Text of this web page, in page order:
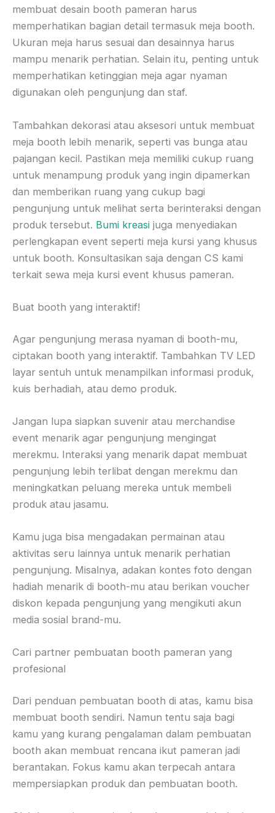
membuat desain booth pameran harus
memperhatikan bagian detail termasuk meja booth.
Ukuran meja harus sesuai dan desainnya harus
mampu menarik perhatian. Selain itu, penting untuk
memperhatikan ketinggian meja agar nyaman
digunakan oleh pengunjung dan staf.
Tambahkan dekorasi atau aksesori untuk membuat
meja booth lebih menarik, seperti vas bunga atau
pajangan kecil. Pastikan meja memiliki cukup ruang
untuk menampung produk yang ingin dipamerkan
dan memberikan ruang yang cukup bagi
pengunjung untuk melihat serta berinteraksi dengan
produk tersebut. Bumi kreasi juga menyediakan
perlengkapan event seperti meja kursi yang khusus
untuk booth. Konsultasikan saja dengan CS kami
terkait sewa meja kursi event khusus pameran.
Buat booth yang interaktif!
Agar pengunjung merasa nyaman di booth-mu,
ciptakan booth yang interaktif. Tambahkan TV LED
layar sentuh untuk menampilkan informasi produk,
kuis berhadiah, atau demo produk.
Jangan lupa siapkan suvenir atau merchandise
event menarik agar pengunjung mengingat
merekmu. Interaksi yang menarik dapat membuat
pengunjung lebih terlibat dengan merekmu dan
meningkatkan peluang mereka untuk membeli
produk atau jasamu.
Kamu juga bisa mengadakan permainan atau
aktivitas seru lainnya untuk menarik perhatian
pengunjung. Misalnya, adakan kontes foto dengan
hadiah menarik di booth-mu atau berikan voucher
diskon kepada pengunjung yang mengikuti akun
media sosial brand-mu.
Cari partner pembuatan booth pameran yang
profesional
Dari penduan pembuatan booth di atas, kamu bisa
membuat booth sendiri. Namun tentu saja bagi
kamu yang kurang pengalaman dalam pembuatan
booth akan membuat rencana ikut pameran jadi
berantakan. Fokus kamu akan terpecah antara
mempersiapkan produk dan pembuatan booth.